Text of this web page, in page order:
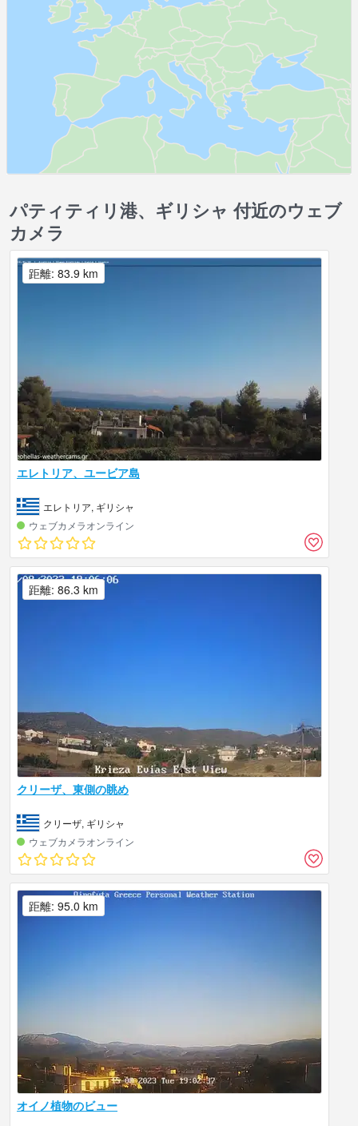
パティティリ港、ギリシャ 付近のウェブ
カメラ
エレトリア、ユービア島
エレトリア, ギリシャ
ウェブカメラオンライン
距離: 83.9 km
クリーザ、東側の眺め
クリーザ, ギリシャ
ウェブカメラオンライン
距離: 86.3 km
オイノ植物のビュー
距離: 95.0 km